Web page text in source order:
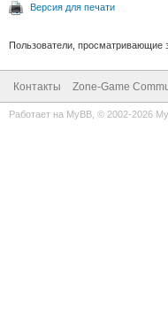
Версия для печати
Пользователи, просматривающие
Контакты Zone-Game
Работает на MyBB , © 2002-2026